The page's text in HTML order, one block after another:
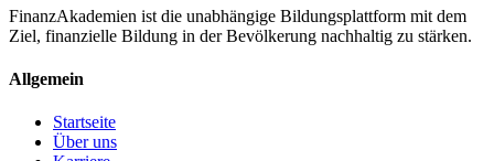
FinanzAkademien ist die unabhängige Bildungsplattform mit dem
Ziel, finanzielle Bildung in der Bevölkerung nachhaltig zu stärken.
Allgemein
Startseite
Über uns